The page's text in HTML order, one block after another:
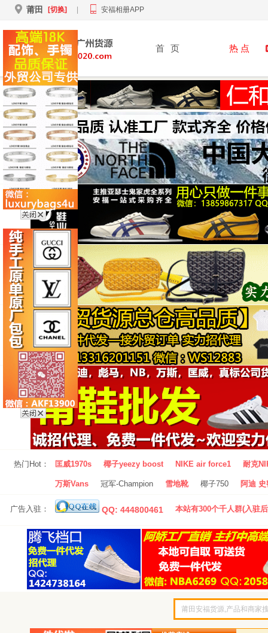
莆田 [切换] 安福相册APP
首 页 热 点
热门Hot： 匡威1970s 椰子yeezy boost NIKE air force1 耐克
万斯Vans 冠军-Champion 雪地靴 椰子750 阿迪
广告入驻： QQ: 444800461 本站有300个千人群(入驻